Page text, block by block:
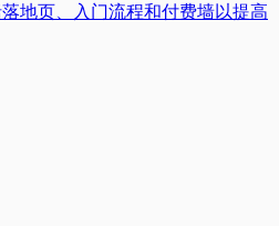
地页、入门流程和付费墙以提高